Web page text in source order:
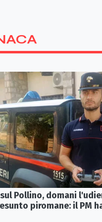
Pollino, domani
piromane: il PM